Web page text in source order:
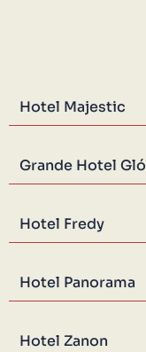
Hotel Majestic
Grande Hotel
Hotel Fredy
Hotel Panorama
Hotel Zanon